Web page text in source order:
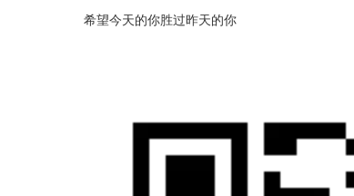
希望今天的你胜过昨天的你